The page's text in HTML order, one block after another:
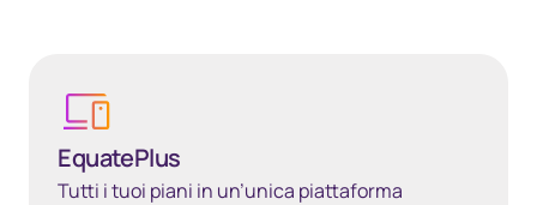
EquatePlus
Tutti i tuoi piani in un’unica piattaforma